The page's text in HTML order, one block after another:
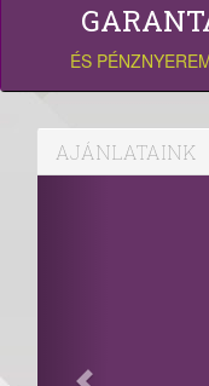
ÉS
AJÁNLATAINK